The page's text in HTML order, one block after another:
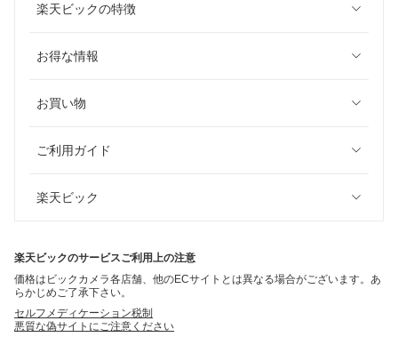
楽天ビックの特徴
お得な情報
お買い物
ご利用ガイド
楽天ビック
楽天ビックのサービスご利用上の注意
価格はビックカメラ各店舗、他のECサイトとは異なる場合がございます。あ
らかじめご了承下さい。
セルフメディケーション税制
悪質な偽サイトにご注意ください